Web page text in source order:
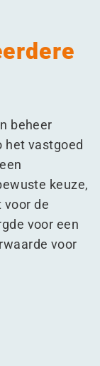
beheer
het vastgoed
keuze,
voor de
voor een
voor